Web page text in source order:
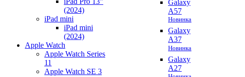
(2024)
iPad mini
iPad mini
(2024)
Apple Watch
Apple Watch Series
11
Apple Watch SE 3
Galaxy
A57
Новинка
Galaxy
A37
Новинка
Galaxy
A27